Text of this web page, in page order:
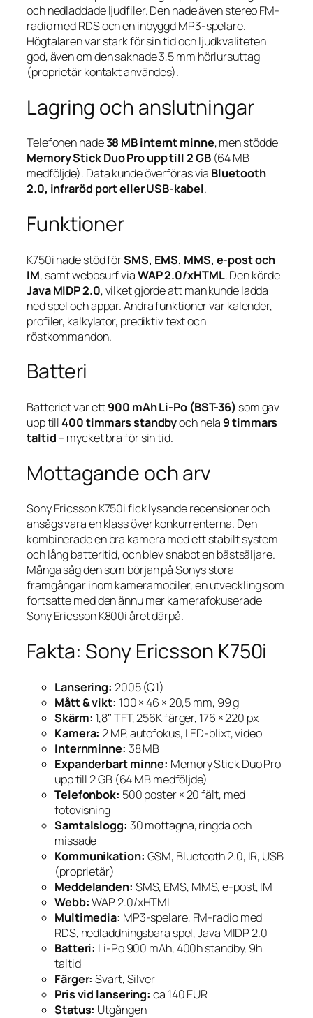
och nedladdade ljudfiler. Den hade även stereo FM-
radio med RDS och en inbyggd MP3-spelare.
Högtalaren var stark för sin tid och ljudkvaliteten
god, även om den saknade 3,5 mm hörlursuttag
(proprietär kontakt användes).
Lagring och anslutningar
Telefonen hade38 MB internt minne, men stödde
Memory Stick Duo Pro upp till 2 GB(64 MB
medföljde). Data kunde överföras via Bluetooth
2.0, infraröd port eller USB-kabel.
Funktioner
K750i hade stöd förSMS, EMS, MMS, e-post och
IM, samt webbsurf viaWAP 2.0/xHTML. Den körde
Java MIDP 2.0, vilket gjorde att man kunde ladda
ned spel och appar. Andra funktioner var kalender,
profiler, kalkylator, prediktiv text och
röstkommandon.
Batteri
Batteriet var ett900 mAh Li-Po (BST-36) som gav
upp till400 timmars standbyoch hela 9 timmars
taltid– mycket bra för sin tid.
Mottagande och arv
Sony Ericsson K750i fick lysande recensioner och
ansågs vara en klass över konkurrenterna. Den
kombinerade en bra kamera med ett stabilt system
och lång batteritid, och blev snabbt en bästsäljare.
Många såg den som början på Sonys stora
framgångar inom kameramobiler, en utveckling som
fortsatte med den ännu mer kamerafokuserade
Sony Ericsson K800i året därpå.
Fakta: Sony Ericsson K750i
Lansering: 2005 (Q1)
Mått & vikt: 100 × 46 × 20,5 mm, 99 g
Skärm: 1,8″ TFT, 256K färger, 176 × 220 px
Kamera: 2 MP, autofokus, LED-blixt, video
Internminne: 38 MB
Expanderbart minne: Memory Stick Duo Pro
upp till 2 GB (64 MB medföljde)
Telefonbok: 500 poster × 20 fält, med
fotovisning
Samtalslogg: 30 mottagna, ringda och
missade
Kommunikation: GSM, Bluetooth 2.0, IR, USB
(proprietär)
Meddelanden: SMS, EMS, MMS, e-post, IM
Webb:WAP 2.0/xHTML
Multimedia: MP3-spelare, FM-radio med
RDS, nedladdningsbara spel, Java MIDP 2.0
Batteri: Li-Po 900 mAh, 400h standby, 9h
taltid
Färger: Svart, Silver
Pris vid lansering: ca 140 EUR
Status: Utgången